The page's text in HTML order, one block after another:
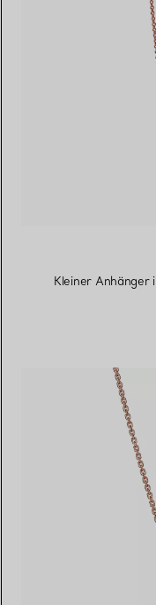
Kleiner Anhänger